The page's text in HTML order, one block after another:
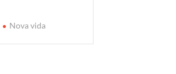
Nova vida